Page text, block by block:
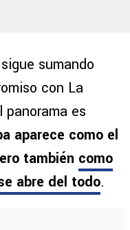
sumando
con La
es
aparece como el
también como
abre del todo.